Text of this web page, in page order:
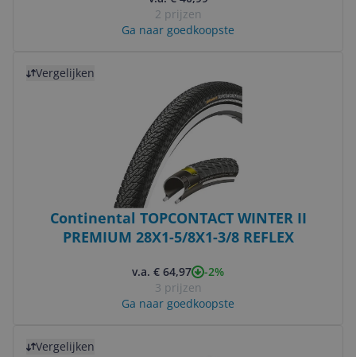
2 prijzen
Ga naar goedkoopste
Vergelijken
Continental TOPCONTACT WINTER II
PREMIUM 28X1-5/8X1-3/8 REFLEX
v.a. € 64,97
-2%
3 prijzen
Ga naar goedkoopste
Vergelijken